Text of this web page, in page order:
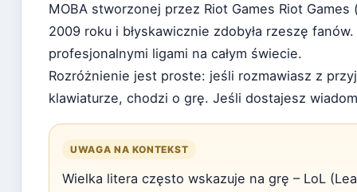
MOBA stworzonej przez Riot Games Riot
2009 roku i błyskawicznie zdobyła rzeszę
profesjonalnymi ligami na całym świecie.
Rozróżnienie jest proste: jeśli rozmawiasz z
klawiaturze, chodzi o grę. Jeśli dostajesz
UWAGA NA KONTEKST
Wielka litera często wskazuje na grę – LoL